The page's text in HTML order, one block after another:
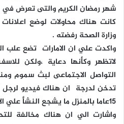
كانت هناك محاولات لوضع
وزارة الصحة رفضته .
واكدت علي ان الامارات تضع
لاتظهر وكأنها دعاية ،ولكن
التواصل الاجتماعى لبث سموم
تدخن لدرجة ان هناك فيديو لرجل
15عاما بالمنزل ما يشجع النشأ علي الانسياق وراء التدخين.
واشارت الي ان هناك مخالفة